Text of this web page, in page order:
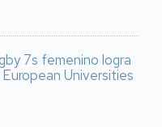
7s femenino logra
Universities